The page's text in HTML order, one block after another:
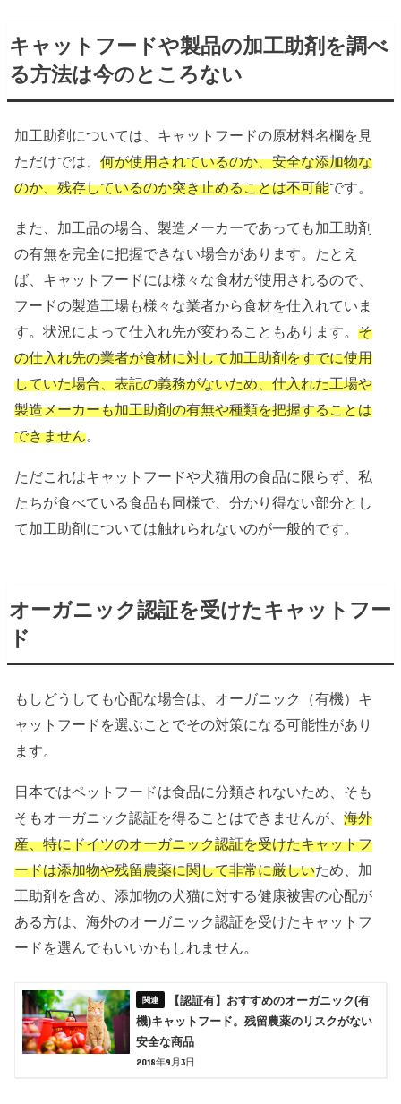
キャットフードや製品の加工助剤を調べ
る方法は今のところない
加工助剤については、キャットフードの原材料名欄を見
ただけでは、何が使用されているのか、安全な添加物な
のか、残存しているのか突き止めることは不可能です。
また、加工品の場合、製造メーカーであっても加工助剤
の有無を完全に把握できない場合があります。たとえ
ば、キャットフードには様々な食材が使用されるので、
フードの製造工場も様々な業者から食材を仕入れていま
す。状況によって仕入れ先が変わることもあります。そ
の仕入れ先の業者が食材に対して加工助剤をすでに使用
していた場合、表記の義務がないため、仕入れた工場や
製造メーカーも加工助剤の有無や種類を把握することは
できません。
ただこれはキャットフードや犬猫用の食品に限らず、私
たちが食べている食品も同様で、分かり得ない部分とし
て加工助剤については触れられないのが一般的です。
オーガニック認証を受けたキャットフー
ド
もしどうしても心配な場合は、オーガニック（有機）キ
ャットフードを選ぶことでその対策になる可能性があり
ます。
日本ではペットフードは食品に分類されないため、そも
そもオーガニック認証を得ることはできませんが、海外
産、特にドイツのオーガニック認証を受けたキャットフ
ードは添加物や残留農薬に関して非常に厳しいため、加
工助剤を含め、添加物の犬猫に対する健康被害の心配が
ある方は、海外のオーガニック認証を受けたキャットフ
ードを選んでもいいかもしれません。
【認証有】おすすめのオーガニック(有
機)キャットフード。残留農薬のリスクがない
安全な商品
2018年9月3日